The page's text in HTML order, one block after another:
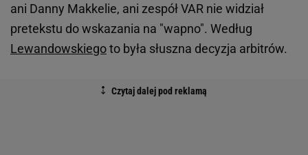
ani Danny Makkelie, ani zespół VAR nie widział
pretekstu do wskazania na "wapno". Według
Lewandowskiegoto była słuszna decyzja arbitrów.